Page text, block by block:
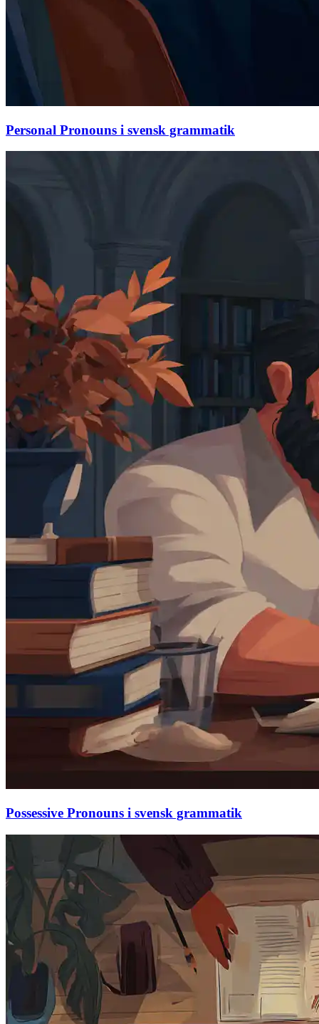
Personal Pronouns i svensk grammatik
Possessive Pronouns i svensk grammatik